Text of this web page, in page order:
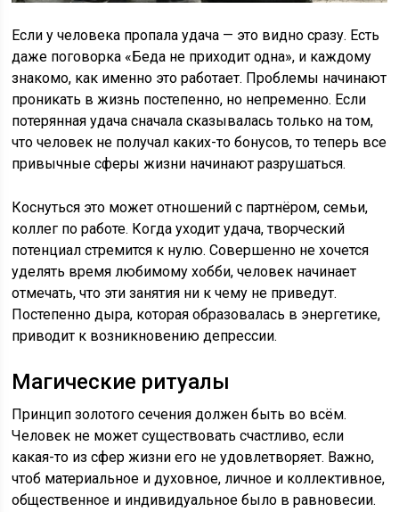
Если у человека пропала удача — это видно сразу. Есть
даже поговорка «Беда не приходит одна», и каждому
знакомо, как именно это работает. Проблемы начинают
проникать в жизнь постепенно, но непременно. Если
потерянная удача сначала сказывалась только на том,
что человек не получал каких-то бонусов, то теперь все
привычные сферы жизни начинают разрушаться.
Коснуться это может отношений с партнёром, семьи,
коллег по работе. Когда уходит удача, творческий
потенциал стремится к нулю. Совершенно не хочется
уделять время любимому хобби, человек начинает
отмечать, что эти занятия ни к чему не приведут.
Постепенно дыра, которая образовалась в энергетике,
приводит к возникновению депрессии.
Магические ритуалы
Принцип золотого сечения должен быть во всём.
Человек не может существовать счастливо, если
какая-то из сфер жизни его не удовлетворяет. Важно,
чтоб материальное и духовное, личное и коллективное,
общественное и индивидуальное было в равновесии.